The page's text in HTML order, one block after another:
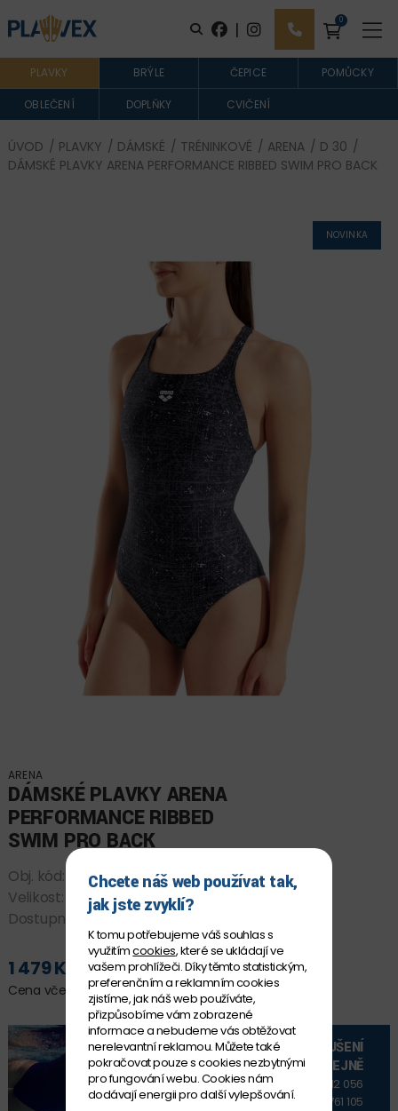
| 0
PLAVKY BRÝLE ČEPICE POMŮCKY
OBLEČENÍ DOPLŇKY CVIČENÍ
ÚVOD / PLAVKY / DÁMSKÉ / TRÉNINKOVÉ / ARENA / D 30 /
DÁMSKÉ PLAVKY ARENA PERFORMANCE RIBBED SWIM PRO BACK
NOVINKA
ARENA
DÁMSKÉ PLAVKY ARENA
PERFORMANCE RIBBED
SWIM PRO BACK
Obj. kód:
*010168_550 D30
Velikost:
D 30
Dostupnost: SKLADEM
1 479 Kč
Cena včetně DPH
PŘIDAT DO KOŠÍKU
VYZKOUŠENÍ
NA PRODEJNĚ
+420 606 912 056
+420 606 761 105
Chcete náš web používat tak,
jak jste zvyklí?
K tomu potřebujeme váš souhlas s
využitímcookies, které se ukládají ve
vašem prohlížeči. Díky těmto statistickým,
preferenčním a reklamním cookies
zjistíme, jak náš web používáte,
přizpůsobíme vám zobrazené
informace a nebudeme vás obtěžovat
nerelevantní reklamou. Můžete také
pokračovat pouze s cookies nezbytnými
pro fungování webu. Cookies nám
dodávají energii pro další vylepšování.